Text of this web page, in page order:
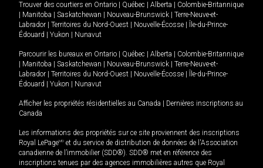
Trouver des courtiers en Ontario Québec Alberta
Colombie-Britannique
Manitoba Saskatchewan Nouveau-Brunswick
Terre-Neuve-et-
Labrador
Territoires du Nord-Ouest Nouvelle-Écosse
Île-du-Prince-
Édouard
Yukon Nunavut
Parcourir les bureaux en Ontario Québec Alberta
Colombie-Britannique
Manitoba Saskatchewan Nouveau-Brunswick
Terre-Neuve-et-
Labrador
Territoires du Nord-Ouest Nouvelle-Écosse
Île-du-Prince-
Édouard
Yukon Nunavut
Afficher les propriétés résidentielles au Canada
Dernières inscriptions au
Canada
Les informations des propriétés sur ce site proviennent des inscriptions
Royal LePageMD et du service de distribution de données de l'Association
canadienne de l’immobilier (SDD®). SDD® met en référence des
inscriptions tenues par des agences immobilières autres que Royal